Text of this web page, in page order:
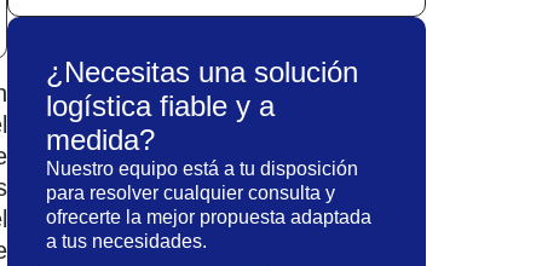
¿Necesitas una solución
logística fiable y a
medida?
Nuestro equipo está a tu disposición
para resolver cualquier consulta y
ofrecerte la mejor propuesta adaptada
a tus necesidades.